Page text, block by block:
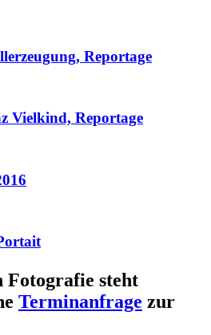
Reportage
Vielkind, Reportage
Fotografie steht
Terminanfrage zur